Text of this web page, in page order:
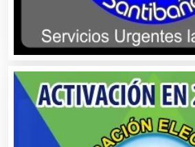
Autopartes Eléctricas
Balnearios